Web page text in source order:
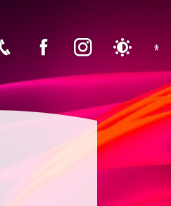
Dortmund
MesseMesse